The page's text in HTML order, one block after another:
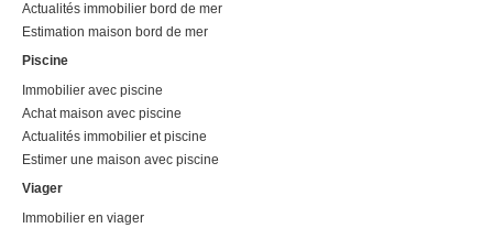
Actualités immobilier bord de mer
Estimation maison bord de mer
Piscine
Immobilier avec piscine
Achat maison avec piscine
Actualités immobilier et piscine
Estimer une maison avec piscine
Viager
Immobilier en viager